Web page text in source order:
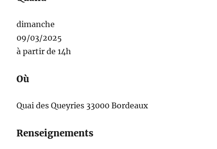
dimanche
09/03/2025
à partir de 14h
Où
Quai des Queyries 33000 Bordeaux
Renseignements